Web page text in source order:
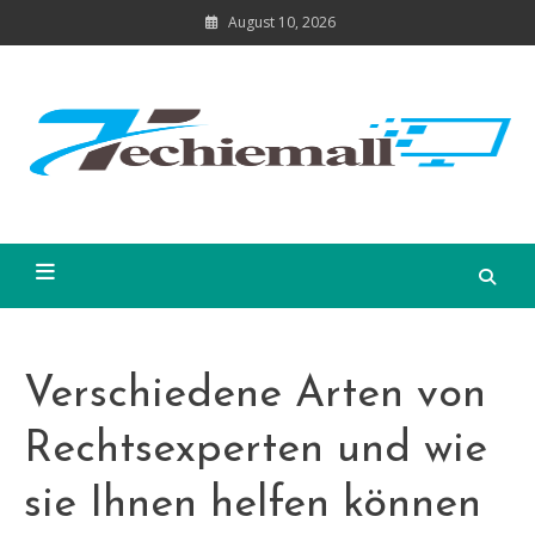
to
August 10, 2026
Verschiedene Arten von
Rechtsexperten und wie
sie Ihnen helfen können